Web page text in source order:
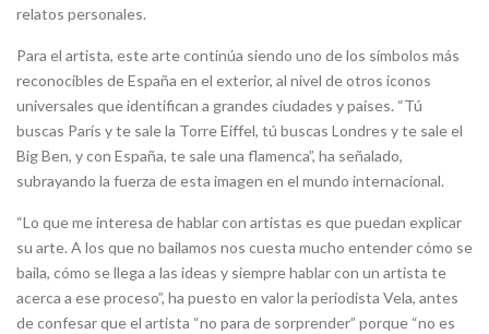
relatos personales.
Para el artista, este arte continúa siendo uno de los símbolos más
reconocibles de España en el exterior, al nivel de otros iconos
universales que identifican a grandes ciudades y países. “Tú
buscas París y te sale la Torre Eiffel, tú buscas Londres y te sale el
Big Ben, y con España, te sale una flamenca”, ha señalado,
subrayando la fuerza de esta imagen en el mundo internacional.
“Lo que me interesa de hablar con artistas es que puedan explicar
su arte. A los que no bailamos nos cuesta mucho entender cómo se
baila, cómo se llega a las ideas y siempre hablar con un artista te
acerca a ese proceso”, ha puesto en valor la periodista Vela, antes
de confesar que el artista “no para de sorprender” porque “no es